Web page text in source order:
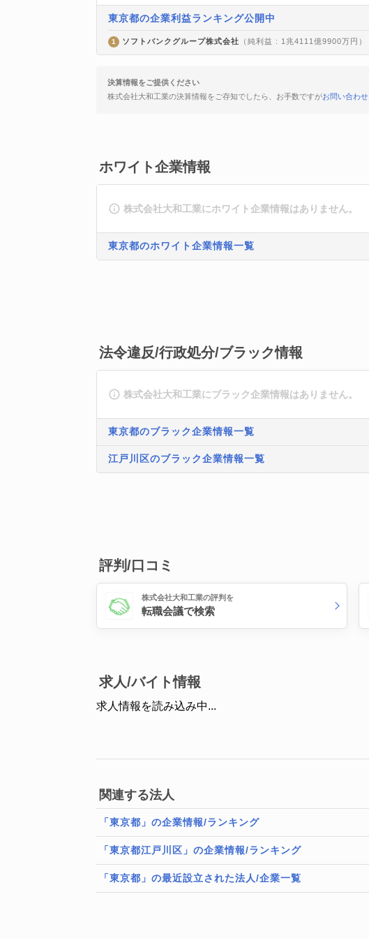
東京都の企業利益ランキング公開中
1 ソフトバンクグループ株式会社 （純利益 : 1兆4111億9900万円）
決算情報をご提供ください
株式会社大和工業の決算情報をご存知でしたら、お手数ですがお問い合わせ
ホワイト企業情報
株式会社大和工業にホワイト企業情報はありません。
東京都のホワイト企業情報一覧
法令違反/行政処分/ブラック情報
株式会社大和工業にブラック企業情報はありません。
東京都のブラック企業情報一覧
江戸川区のブラック企業情報一覧
評判/口コミ
株式会社大和工業の評判を
転職会議で検索
求人/バイト情報
求人情報を読み込み中...
関連する法人
「東京都」の企業情報/ランキング
「東京都江戸川区」の企業情報/ランキング
「東京都」の最近設立された法人/企業一覧